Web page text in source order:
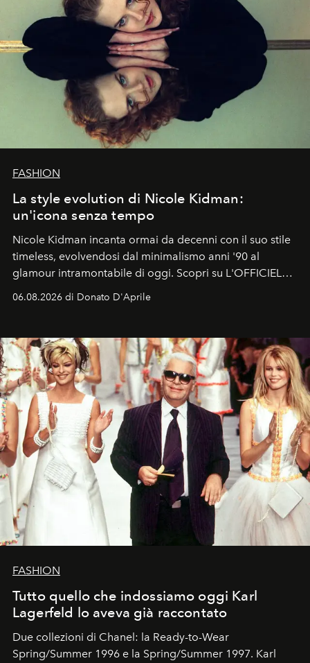
FASHION
La style evolution di Nicole Kidman:
un'icona senza tempo
Nicole Kidman incanta ormai da decenni con il suo stile
timeless, evolvendosi dal minimalismo anni '90 al
glamour intramontabile di oggi. Scopri su L'OFFICIEL
Italia la sua style evolution.
06.08.2026 di Donato D'Aprile
FASHION
Tutto quello che indossiamo oggi Karl
Lagerfeld lo aveva già raccontato
Due collezioni di Chanel: la Ready-to-Wear
Spring/Summer 1996 e la Spring/Summer 1997. Karl